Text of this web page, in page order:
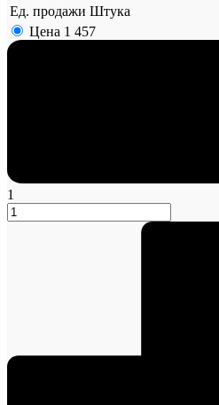
Ед. продажи Штука
Цена 1 457
1